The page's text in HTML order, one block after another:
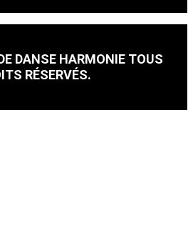
DANSE HARMONIE TOUS
RÉSERVÉS.